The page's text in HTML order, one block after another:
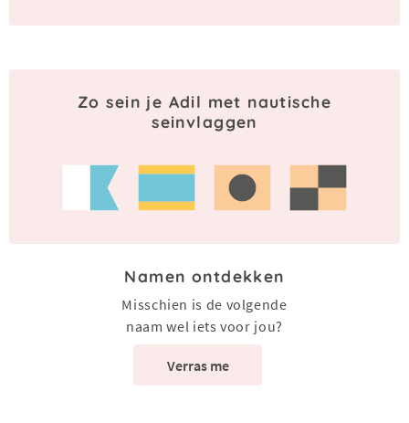
Zo sein je Adil met nautische
seinvlaggen
Namen ontdekken
Misschien is de volgende
naam wel iets voor jou?
Verras me